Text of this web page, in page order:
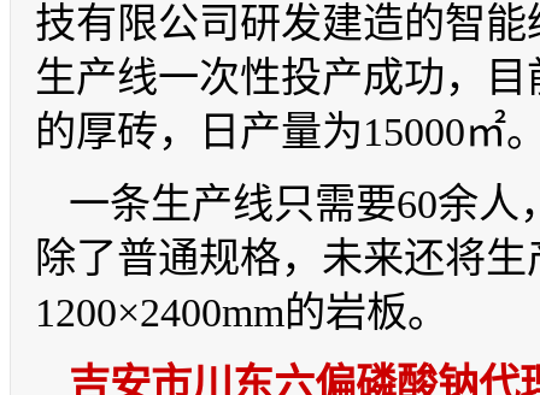
技有限公司研发建造的智
生产线一次性投产成功，目
的厚砖，日产量为15000㎡
一条生产线只需要60余人
除了普通规格，未来还将生
1200×2400mm的岩板。
吉安市川东六偏磷酸钠代